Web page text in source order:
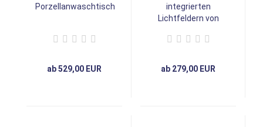
Porzellanwaschtisch
ab 529,00 EUR
integrierten
Lichtfeldern von
ab 279,00 EUR